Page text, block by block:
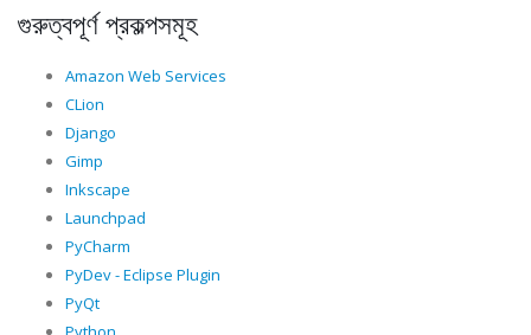
গুরুত্বপূর্ণ প্রকল্পসমূহ
Amazon Web Services
CLion
Django
Gimp
Inkscape
Launchpad
PyCharm
PyDev - Eclipse Plugin
PyQt